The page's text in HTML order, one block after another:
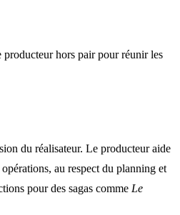
hors pair pour réunir les
du réalisateur. Le producteur aide
au respect du planning et
pour des sagas comme Le